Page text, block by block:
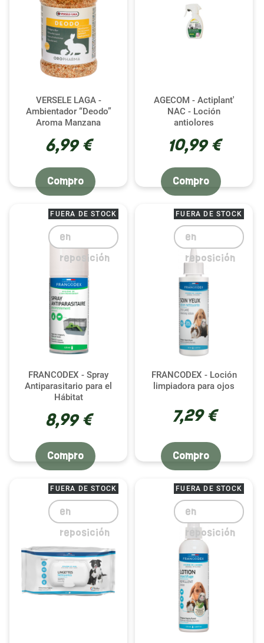
VERSELE LAGA -
Ambientador “Deodo”
Aroma Manzana
6,99 €
Compro
AGECOM - Actiplant'
NAC - Loción
antiolores
10,99 €
Compro
FRANCODEX - Spray
Antiparasitario para el
Hábitat
8,99 €
FUERA DE STOCK
en
reposición
Compro
FRANCODEX - Loción
limpiadora para ojos
7,29 €
FUERA DE STOCK
en
reposición
Compro
FUERA DE STOCK
en
reposición
FUERA DE STOCK
en
reposición